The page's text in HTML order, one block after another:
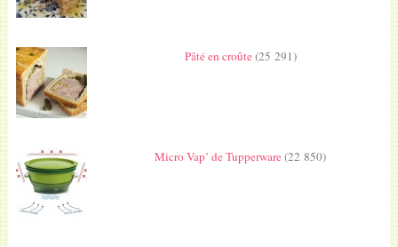
Pâté en croûte(25 291)
Micro Vap’ de Tupperware(22 850)